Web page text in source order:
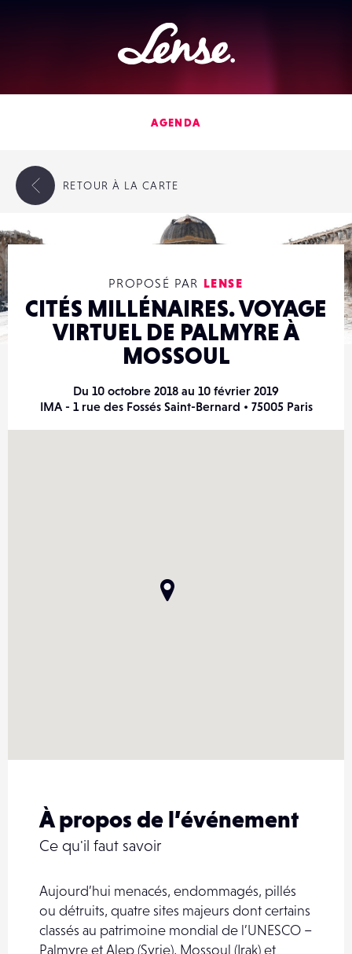
Lense
AGENDA
PROPOSÉ PAR LENSE
CITÉS MILLÉNAIRES. VOYAGE
VIRTUEL DE PALMYRE À
MOSSOUL
Du 10 octobre 2018 au 10 février 2019
IMA - 1 rue des Fossés Saint-Bernard • 75005 Paris
À propos de l’événement
Ce qu'il faut savoir
Aujourd’hui menacés, endommagés, pillés
ou détruits, quatre sites majeurs dont certains
classés au patrimoine mondial de l’UNESCO –
Palmyre et Alep (Syrie), Mossoul (Irak) et
RETOUR À LA CARTE